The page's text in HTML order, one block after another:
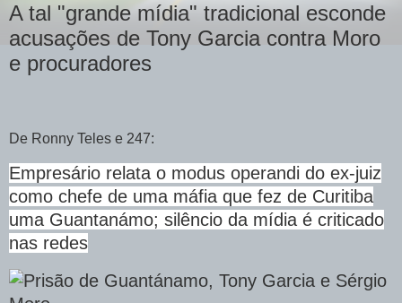
A tal "grande mídia" tradicional esconde
acusações de Tony Garcia contra Moro
e procuradores
De Ronny Teles e 247:
Empresário relata o modus operandi do ex-juiz
como chefe de uma máfia que fez de Curitiba
uma Guantanámo; silêncio da mídia é criticado
nas redes